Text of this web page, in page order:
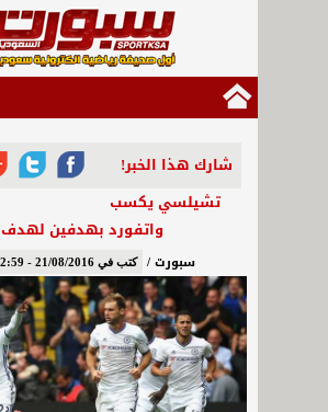
شارك هذا الخبر!
تشيلسي يكسب
واتفورد بهدفين لهدف
سبورت / كتب في 21/08/2016 - 12:59 ص